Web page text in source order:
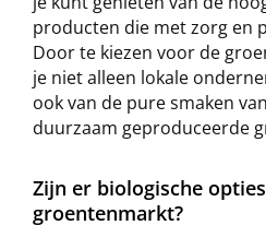
producten die met zorg en
Door te kiezen voor de
je niet alleen lokale
ook van de pure smaken
duurzaam geproduceerde
Zijn er biologische
groentenmarkt?